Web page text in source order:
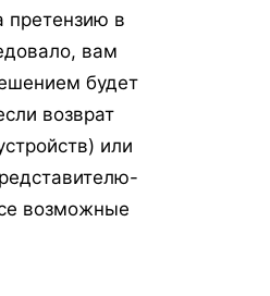
претензию в
вам
будет
возврат
или
возможные